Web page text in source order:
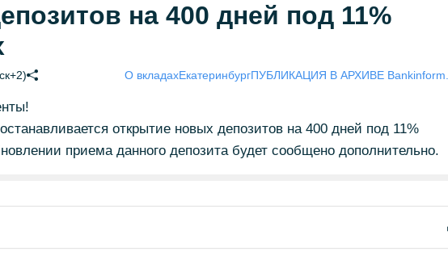
на 400 дней под 11%
О вкладахЕкатеринбургПУБЛИКАЦИЯ В АРХИВЕ
открытие новых депозитов на 400 дней под 11%
приема данного депозита будет сообщено дополнительно.